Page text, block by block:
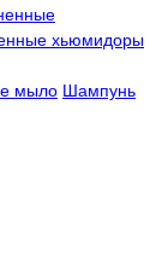
хьюмидоры
мыло Шампунь